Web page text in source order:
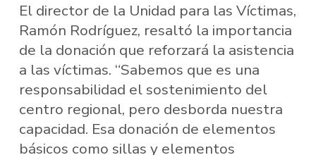
El director de la Unidad para las Víctimas,
Ramón Rodríguez, resaltó la importancia
de la donación que reforzará la asistencia
a las víctimas. “Sabemos que es una
responsabilidad el sostenimiento del
centro regional, pero desborda nuestra
capacidad. Esa donación de elementos
básicos como sillas y elementos